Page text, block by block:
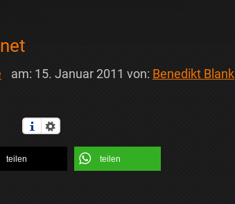
am: 15. Januar 2011 von: Benedikt Blank
teilen teilen